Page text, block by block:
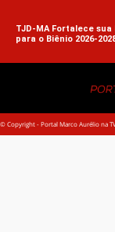
TJD-MA Fortalece
para o Biênio 2026-
© Copyright - Portal Marco Aurélio na